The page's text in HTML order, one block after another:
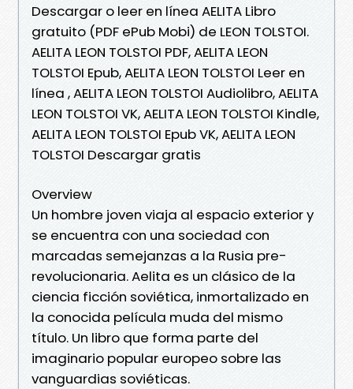
Descargar o leer en línea AELITA Libro
gratuito (PDF ePub Mobi) de LEON TOLSTOI.
AELITA LEON TOLSTOI PDF, AELITA LEON
TOLSTOI Epub, AELITA LEON TOLSTOI Leer en
línea , AELITA LEON TOLSTOI Audiolibro, AELITA
LEON TOLSTOI VK, AELITA LEON TOLSTOI Kindle,
AELITA LEON TOLSTOI Epub VK, AELITA LEON
TOLSTOI Descargar gratis
Overview
Un hombre joven viaja al espacio exterior y
se encuentra con una sociedad con
marcadas semejanzas a la Rusia pre-
revolucionaria. Aelita es un clásico de la
ciencia ficción soviética, inmortalizado en
la conocida película muda del mismo
título. Un libro que forma parte del
imaginario popular europeo sobre las
vanguardias soviéticas.